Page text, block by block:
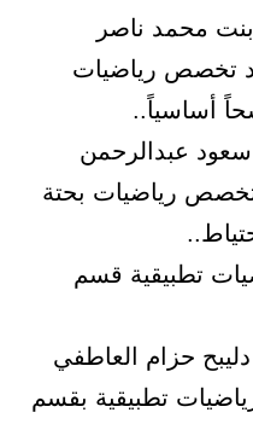
بنت محمد ناصر
تخصص رياضيات
أساسياً..
سعود عبدالرحمن
رياضيات بحتة
تطبيقية قسم
حزام العاطفي
تطبيقية بقسم